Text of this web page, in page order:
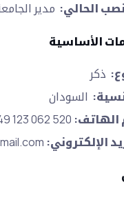
الحالي: مدير
الأساسية
ذكر
السودان
الهاتف: 123 062 520
الإلكتروني: